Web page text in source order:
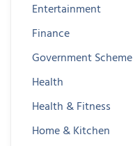
Entertainment
Finance
Government Scheme
Health
Health & Fitness
Home & Kitchen